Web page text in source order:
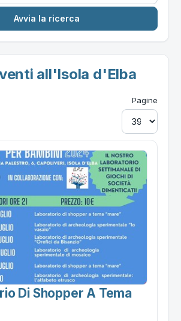
all'Isola d'Elba
Pagine
Di Shopper A Tema